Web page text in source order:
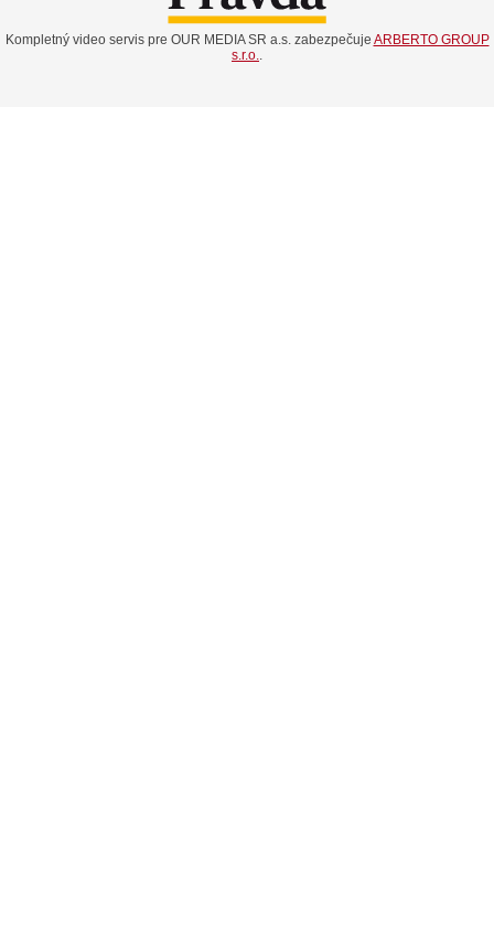
Kompletný video servis pre OUR MEDIA SR a.s. zabezpečuje ARBERTO GROUP
s.r.o..